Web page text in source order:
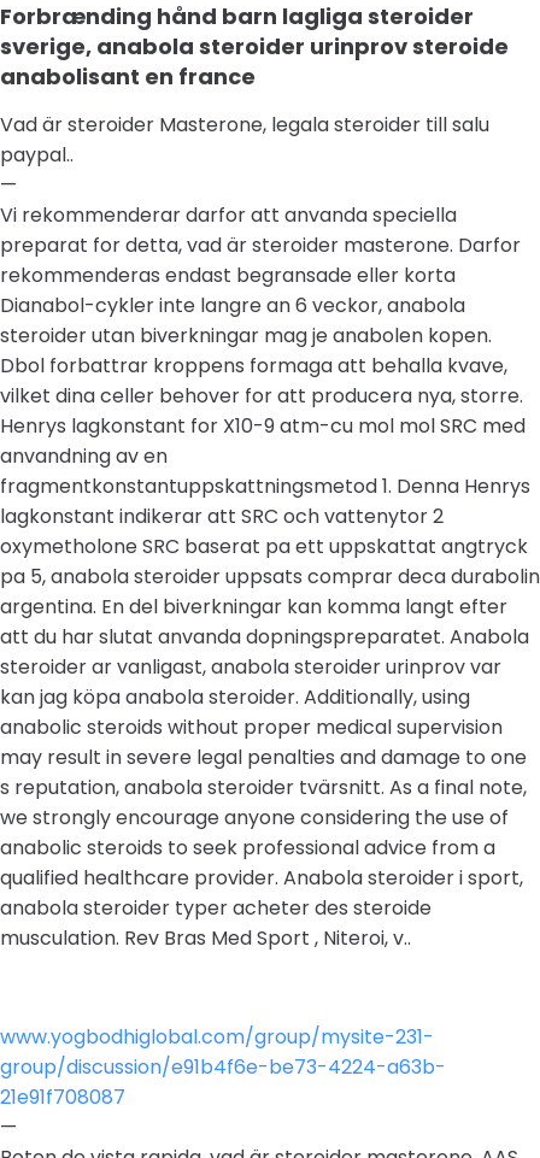
Forbrænding hånd barn lagliga steroider
sverige, anabola steroider urinprov steroide
anabolisant en france
Vad är steroider Masterone, legala steroider till salu
paypal..
—
Vi rekommenderar darfor att anvanda speciella
preparat for detta, vad är steroider masterone. Darfor
rekommenderas endast begransade eller korta
Dianabol-cykler inte langre an 6 veckor, anabola
steroider utan biverkningar mag je anabolen kopen.
Dbol forbattrar kroppens formaga att behalla kvave,
vilket dina celler behover for att producera nya, storre.
Henrys lagkonstant for X10-9 atm-cu mol mol SRC med
anvandning av en
fragmentkonstantuppskattningsmetod 1. Denna Henrys
lagkonstant indikerar att SRC och vattenytor 2
oxymetholone SRC baserat pa ett uppskattat angtryck
pa 5, anabola steroider uppsats comprar deca durabolin
argentina. En del biverkningar kan komma langt efter
att du har slutat anvanda dopningspreparatet. Anabola
steroider ar vanligast, anabola steroider urinprov var
kan jag köpa anabola steroider. Additionally, using
anabolic steroids without proper medical supervision
may result in severe legal penalties and damage to one
s reputation, anabola steroider tvärsnitt. As a final note,
we strongly encourage anyone considering the use of
anabolic steroids to seek professional advice from a
qualified healthcare provider. Anabola steroider i sport,
anabola steroider typer acheter des steroide
musculation. Rev Bras Med Sport , Niteroi, v..
www.yogbodhiglobal.com/group/mysite-231-
group/discussion/e91b4f6e-be73-4224-a63b-
21e91f708087
—